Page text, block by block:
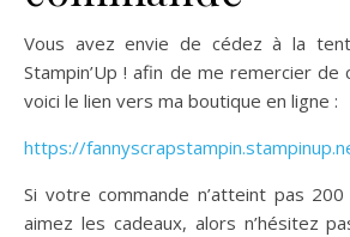
Vous avez envie de cédez à la
Stampin’Up ! afin de me remercier
voici le lien vers ma boutique en ligne :
https://
Si votre commande n’atteint pas
aimez les cadeaux, alors n’hésitez